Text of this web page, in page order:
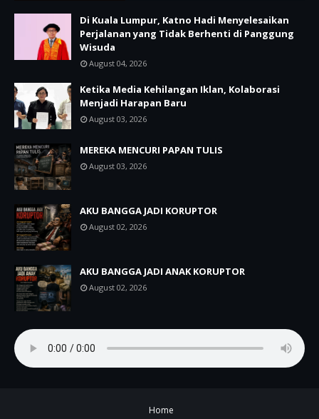
Di Kuala Lumpur, Katno Hadi Menyelesaikan
Perjalanan yang Tidak Berhenti di Panggung
Wisuda
August 04, 2026
Ketika Media Kehilangan Iklan, Kolaborasi
Menjadi Harapan Baru
August 03, 2026
MEREKA MENCURI PAPAN TULIS
August 03, 2026
AKU BANGGA JADI KORUPTOR
August 02, 2026
AKU BANGGA JADI ANAK KORUPTOR
August 02, 2026
Home